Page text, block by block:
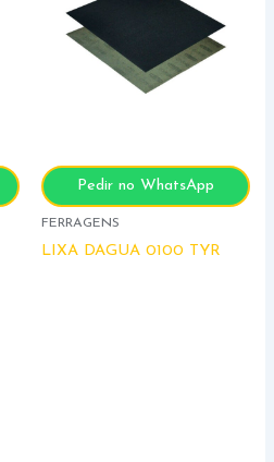
Pedir no WhatsApp
FERRAGENS
LIXA DAGUA 0100 TYR